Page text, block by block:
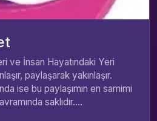
ve İnsan Hayatındaki Yeri
paylaşarak yakınlaşır.
ise bu paylaşımın en samimi
saklıdır....